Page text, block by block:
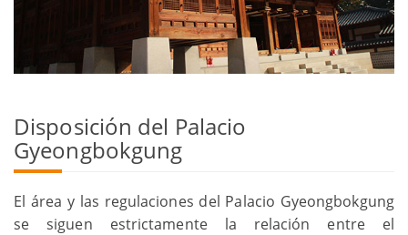
Disposición del Palacio
Gyeongbokgung
El área y las regulaciones del Palacio Gyeongbokgung
se siguen estrictamente la relación entre el